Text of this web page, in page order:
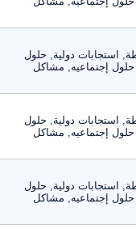
استجابات دولية, حلول
إجتماعيه, مشاكل
استجابات دولية, حلول
إجتماعيه, مشاكل
استجابات دولية, حلول
إجتماعيه, مشاكل